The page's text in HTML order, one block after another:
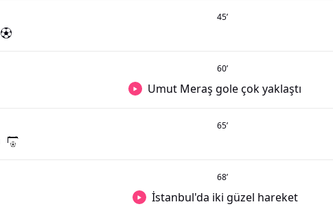
45’
60’
Umut Meraş gole çok yaklaştı
65’
68’
İstanbul'da iki güzel hareket